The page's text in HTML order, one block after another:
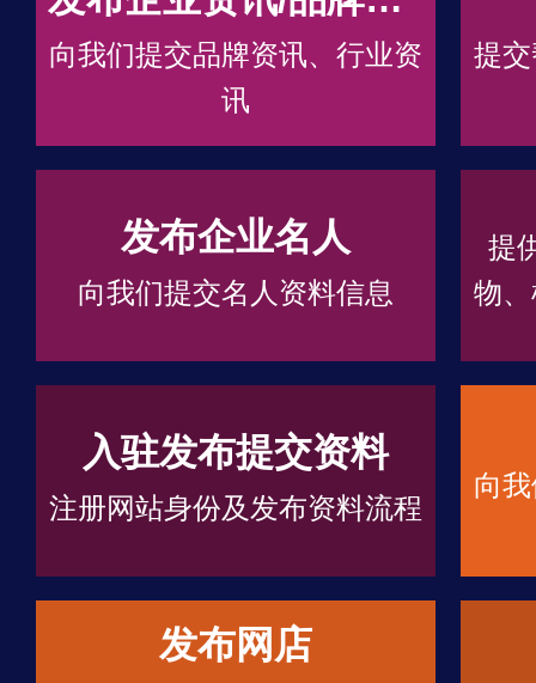
向我们提交品牌资讯、行业资
讯
提
发布企业名人
向我们提交名人资料信息
提
物
入驻发布提交资料
注册网站身份及发布资料流程
向
发布网店